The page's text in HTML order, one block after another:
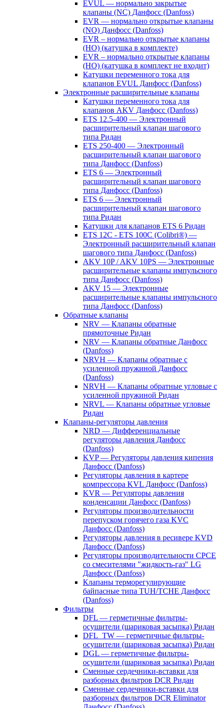
EVUL — нормально закрытые
клапаны (NC) Данфосс (Danfoss)
EVR — нормально открытые клапаны
(NO) Данфосс (Danfoss)
EVR – нормально открытые клапаны
(НО) (катушка в комплекте)
EVR – нормально открытые клапаны
(НО) (катушка в комплект не входит)
Катушки переменного тока для
клапанов EVUL Данфосс (Danfoss)
Электронные расширительные клапаны
Катушки переменного тока для
клапанов AKV Данфосс (Danfoss)
ETS 12.5-400 — Электронный
расширительный клапан шагового
типа Ридан
ETS 250-400 — Электронный
расширительный клапан шагового
типа Данфосс (Danfoss)
ETS 6 — Электронный
расширительный клапан шагового
типа Данфосс (Danfoss)
ETS 6 — Электронный
расширительный клапан шагового
типа Ридан
Катушки для клапанов ETS 6 Ридан
ETS 12C - ETS 100C (Colibri®) —
Электронный расширительный клапан
шагового типа Данфосс (Danfoss)
AKV 10P / AKV 10PS — Электронные
расширительные клапаны импульсного
типа Данфосс (Danfoss)
AKV 15 — Электронные
расширительные клапаны импульсного
типа Данфосс (Danfoss)
Обратные клапаны
NRV — Клапаны обратные
прямоточные Ридан
NRV — Клапаны обратные Данфосс
(Danfoss)
NRVH — Клапаны обратные с
усиленной пружиной Данфосс
(Danfoss)
NRVH — Клапаны обратные угловые с
усиленной пружиной Ридан
NRVL — Клапаны обратные угловые
Ридан
Клапаны-регуляторы давления
NRD — Дифференциальные
регуляторы давления Данфосс
(Danfoss)
KVP — Регуляторы давления кипения
Данфосс (Danfoss)
Регуляторы давления в картере
компрессора KVL Данфосс (Danfoss)
KVR — Регуляторы давления
конденсации Данфосс (Danfoss)
Регуляторы производительности
перепуском горячего газа KVC
Данфосс (Danfoss)
Регуляторы давления в ресивере KVD
Данфосс (Danfoss)
Регуляторы производительности CPCE
со смесителями "жидкость-газ" LG
Данфосс (Danfoss)
Клапаны терморегулирующие
байпасные типа TUH/TCHE Данфосс
(Danfoss)
Фильтры
DFL — герметичные фильтры-
осушители (шариковая засыпка) Ридан
DFL_TW — герметичные фильтры-
осушители (шариковая засыпка) Ридан
DGL — герметичные фильтры-
осушители (шариковая засыпка) Ридан
Сменные сердечники-вставки для
разборных фильтров DCR Ридан
Сменные сердечники-вставки для
разборных фильтров DCR Eliminator